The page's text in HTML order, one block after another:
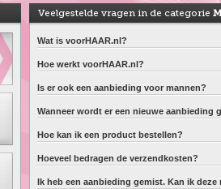
Veelgestelde vragen in de categorie
Wat is voorHAAR.nl?
Hoe werkt voorHAAR.nl?
Is er ook een aanbieding voor mannen?
Wanneer wordt er een nieuwe aanbieding
Hoe kan ik een product bestellen?
Hoeveel bedragen de verzendkosten?
Ik heb een aanbieding gemist. Kan ik deze